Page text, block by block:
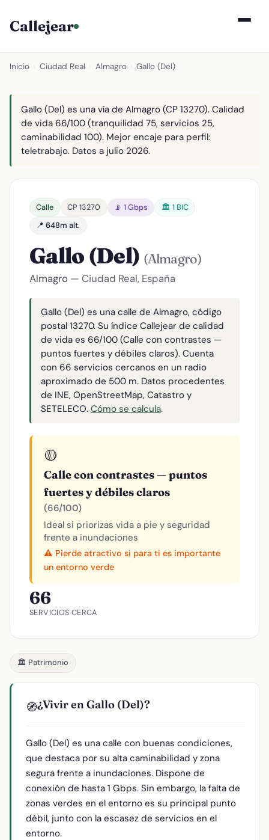
Callejear
Inicio Ciudad Real Almagro Gallo (Del)
Gallo (Del) es una vía de Almagro (CP 13270). Calidad
de vida 66/100 (tranquilidad 75, servicios 25,
caminabilidad 100). Mejor encaje para perfil:
teletrabajo. Datos a julio 2026.
Calle CP 13270 📡 1 Gbps
🏛️ 1 BIC
📍 648m alt.
Gallo (Del) (Almagro)
Almagro — Ciudad Real, España
Gallo (Del) es una calle de Almagro, código
postal 13270. Su índice Callejear de calidad
de vida es 66/100 (Calle con contrastes —
puntos fuertes y débiles claros). Cuenta
con 66 servicios cercanos en un radio
aproximado de 500 m. Datos procedentes
de INE, OpenStreetMap, Catastro y
SETELECO. Cómo se calcula.
🟡
Calle con contrastes — puntos
fuertes y débiles claros
(66/100)
Ideal si priorizas vida a pie y seguridad
frente a inundaciones
⚠️ Pierde atractivo si para ti es importante
un entorno verde
66
SERVICIOS CERCA
🏛️ Patrimonio
🧭¿Vivir en Gallo (Del)?
Gallo (Del) es una calle con buenas condiciones,
que destaca por su alta caminabilidad y zona
segura frente a inundaciones. Dispone de
conexión de hasta 1 Gbps. Sin embargo, la falta de
zonas verdes en el entorno es su principal punto
débil, junto con la escasez de servicios en el
entorno.